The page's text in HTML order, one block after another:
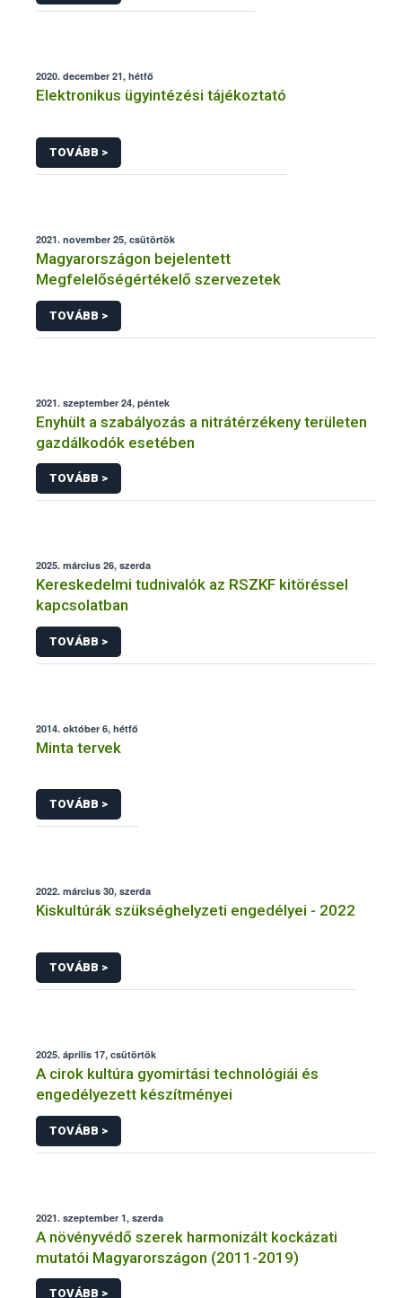
2020. december 21, hétfő
Elektronikus ügyintézési tájékoztató
TOVÁBB >
2021. november 25, csütörtök
Magyarországon bejelentett
Megfelelőségértékelő szervezetek
TOVÁBB >
2021. szeptember 24, péntek
Enyhült a szabályozás a nitrátérzékeny területen
gazdálkodók esetében
TOVÁBB >
2025. március 26, szerda
Kereskedelmi tudnivalók az RSZKF kitöréssel
kapcsolatban
TOVÁBB >
2014. október 6, hétfő
Minta tervek
TOVÁBB >
2022. március 30, szerda
Kiskultúrák szükséghelyzeti engedélyei - 2022
TOVÁBB >
2025. április 17, csütörtök
A cirok kultúra gyomirtási technológiái és
engedélyezett készítményei
TOVÁBB >
2021. szeptember 1, szerda
A növényvédő szerek harmonizált kockázati
mutatói Magyarországon (2011-2019)
TOVÁBB >